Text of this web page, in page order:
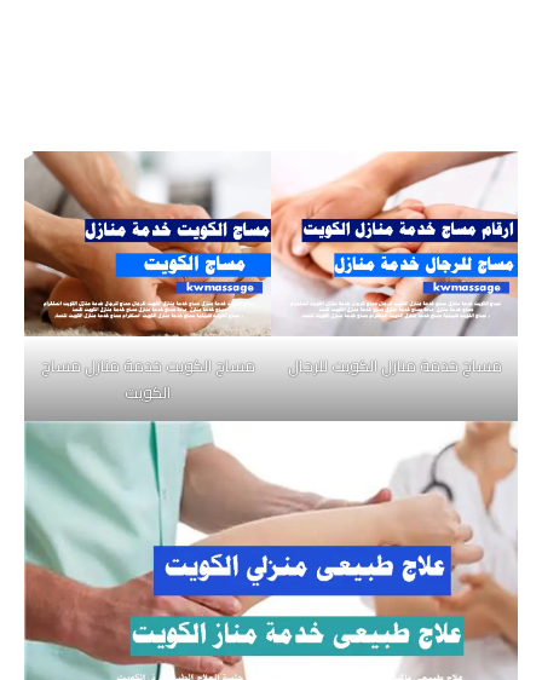
مساج خدمة منازل الكويت للرجال
مساج الكويت خدمة منازل مساج
الكويت